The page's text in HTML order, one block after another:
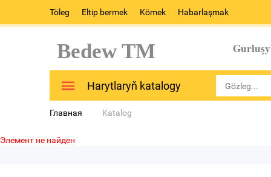
Töleg Eltip bermek Kömek Habarlaşmak
Bedew TM
Harytlaryň katalogy
Главная Katalog
Элемент не найден